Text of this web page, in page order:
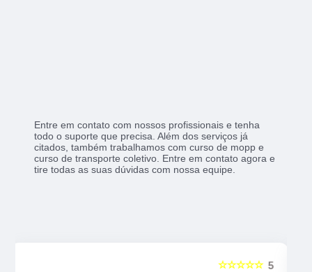
Entre em contato com nossos profissionais e tenha
todo o suporte que precisa. Além dos serviços já
citados, também trabalhamos com curso de mopp e
curso de transporte coletivo. Entre em contato agora e
tire todas as suas dúvidas com nossa equipe.
5
☆☆☆☆☆